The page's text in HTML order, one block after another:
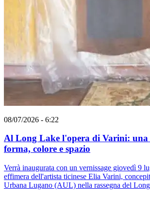
08/07/2026 - 6:22
Al Long Lake l'opera di Varini: una
forma, colore e spazio
Verrà inaugurata con un vernissage giovedì 9
effimera dell'artista ticinese Elia Varini,
Urbana Lugano (AUL) nella rassegna del